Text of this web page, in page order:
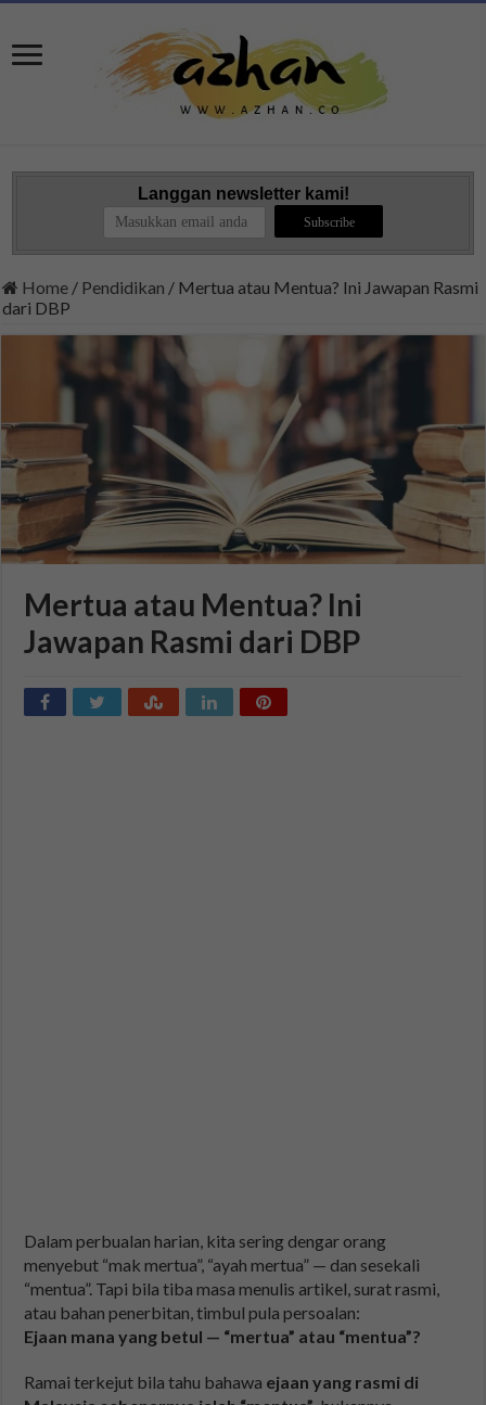
Langgan newsletter kami!
Home / Pendidikan / Mertua atau Mentua? Ini Jawapan Rasmi
dari DBP
Mertua atau Mentua? Ini
Jawapan Rasmi dari DBP
Dalam perbualan harian, kita sering dengar orang
menyebut “mak mertua”, “ayah mertua” — dan sesekali
“mentua”. Tapi bila tiba masa menulis artikel, surat rasmi,
atau bahan penerbitan, timbul pula persoalan:
Ejaan mana yang betul — “mertua” atau “mentua”?
Ramai terkejut bila tahu bahawa ejaan yang rasmi di